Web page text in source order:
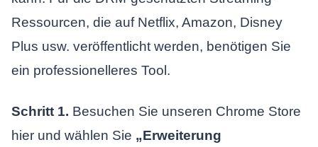
Ressourcen, die auf Netflix, Amazon, Disney
Plus usw. veröffentlicht werden, benötigen Sie
ein professionelleres Tool.
Schritt 1. Besuchen Sie unseren Chrome Store
hier und wählen Sie „Erweiterung